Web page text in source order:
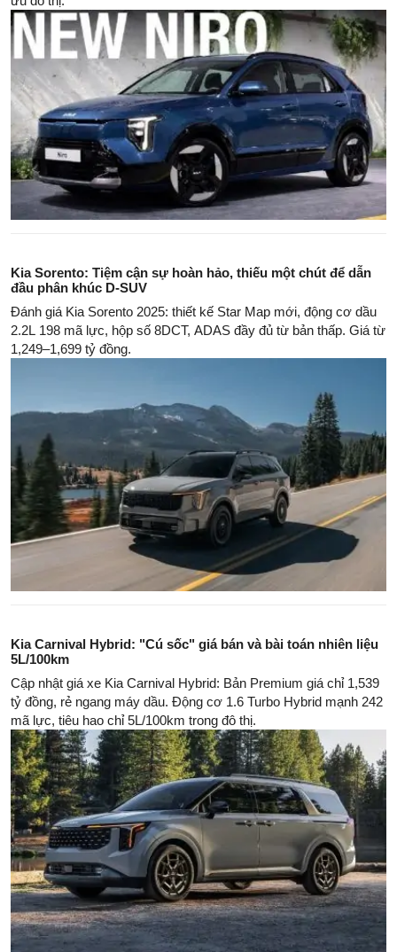
Kia Sorento: Tiệm cận sự hoàn hảo, thiếu một chút để dẫn
đầu phân khúc D-SUV
Đánh giá Kia Sorento 2025: thiết kế Star Map mới, động cơ dầu
2.2L 198 mã lực, hộp số 8DCT, ADAS đầy đủ từ bản thấp. Giá từ
1,249–1,699 tỷ đồng.
Kia Carnival Hybrid: "Cú sốc" giá bán và bài toán nhiên liệu
5L/100km
Cập nhật giá xe Kia Carnival Hybrid: Bản Premium giá chỉ 1,539
tỷ đồng, rẻ ngang máy dầu. Động cơ 1.6 Turbo Hybrid mạnh 242
mã lực, tiêu hao chỉ 5L/100km trong đô thị.